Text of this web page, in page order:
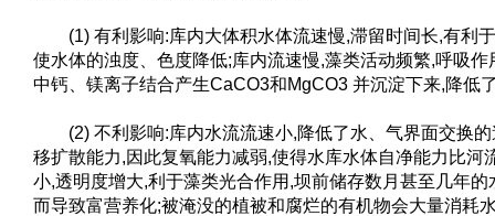
(1) 有利影响:库内大体积水体流速慢,滞留时间长,有利
使水体的浊度、色度降低;库内流速慢,藻类活动频繁,呼吸作
中钙、镁离子结合产生CaCO3和MgCO3 并沉淀下来,降低
(2) 不利影响:库内水流流速小,降低了水、气界面交换的
移扩散能力,因此复氧能力减弱,使得水库水体自净能力比河
小,透明度增大,利于藻类光合作用,坝前储存数月甚至几年的
而导致富营养化;被淹没的植被和腐烂的有机物会大量消耗